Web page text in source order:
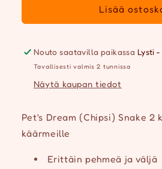
2kg
käärmeille
määrää
Snake
2kg
käärmeille
määrää
Lisää
Nouto saatavilla paikassa Lysti
Tavallisesti valmis 2 tunnissa
Näytä kaupan tiedot
Pet's Dream (Chipsi) Snake 2
käärmeille
Erittäin pehmeä ja väljä